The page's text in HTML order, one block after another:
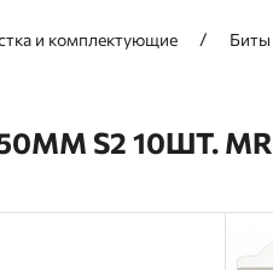
и комплектующие Биты
S2 10ШТ.